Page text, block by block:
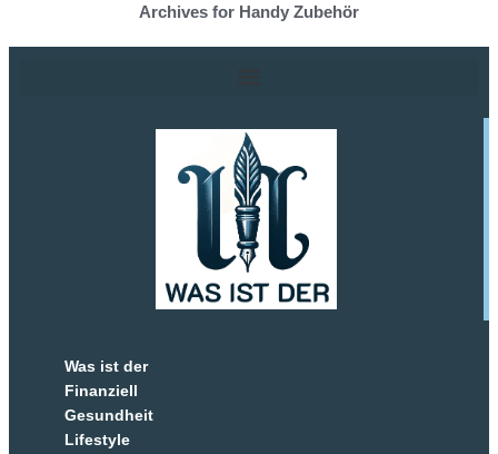
Archives for Handy Zubehör
Was ist der
Finanziell
Gesundheit
Lifestyle